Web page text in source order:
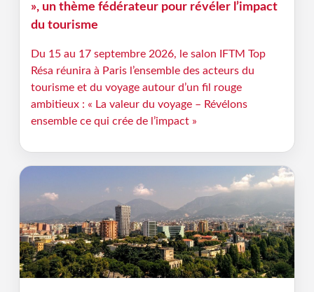
», un thème fédérateur pour révéler l’impact
du tourisme
Du 15 au 17 septembre 2026, le salon IFTM Top
Résa réunira à Paris l’ensemble des acteurs du
tourisme et du voyage autour d’un fil rouge
ambitieux : « La valeur du voyage – Révélons
ensemble ce qui crée de l’impact »